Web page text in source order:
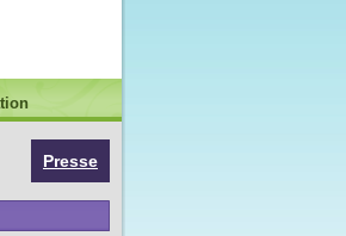
Presse